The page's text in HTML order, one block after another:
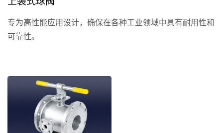
专为高性能应用设计，确保在各种工业领域中具有耐用性和
可靠性。